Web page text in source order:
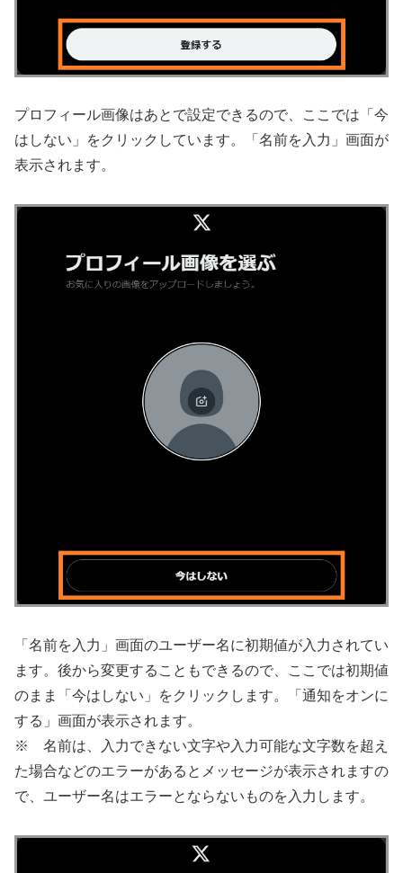
プロフィール画像はあとで設定できるので、ここでは「今
はしない」をクリックしています。「名前を入力」画面が
表示されます。
「名前を入力」画面のユーザー名に初期値が入力されてい
ます。後から変更することもできるので、ここでは初期値
のまま「今はしない」をクリックします。「通知をオンに
する」画面が表示されます。
※ 名前は、入力できない文字や入力可能な文字数を超え
た場合などのエラーがあるとメッセージが表示されますの
で、ユーザー名はエラーとならないものを入力します。